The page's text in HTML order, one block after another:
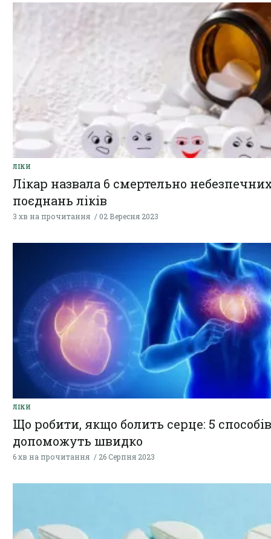
ЛІКИ
Лікар назвала 6 смертельно
поєднань ліків
3 хв на прочитання 02 Вересня 2023
ЛІКИ
Що робити, якщо болить серце: 5
допоможуть швидко
6 хв на прочитання 26 Серпня 2023